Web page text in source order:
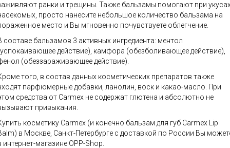
ранки и трещины. Также бальзамы помогают при
просто нанесите небольшое количество бальзама на
место и Вы мгновенно почувствуете облегчение.
составе бальзамов 3 активных ингредиента: ментол
действие), камфора (обезболивающее действие),
(обеззараживающее действие).
того, в состав данных косметических препаратов также
парфюмерные добавки, ланолин, воск и какао-масло. При
средства от Carmex не содержат глютена и абсолютно не
привыкания.
косметику Carmex (и конечно бальзам для губ Carmex Lip
в Москве, Санкт-Петербурге с доставкой по России Вы
интернет-магазине OPP-Shop.